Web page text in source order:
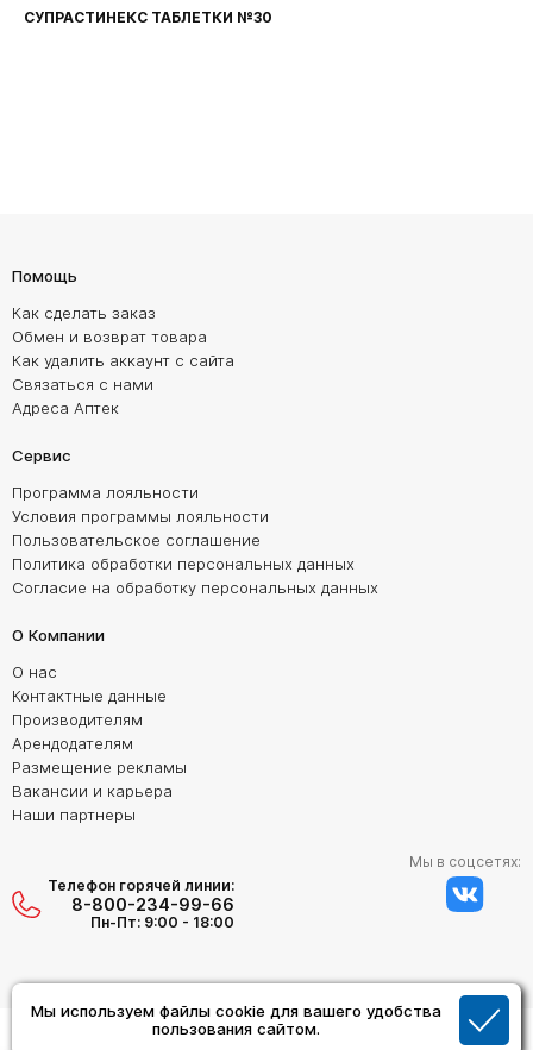
Мы используем файлы cookie для вашего удобства
пользования сайтом.
СУПРАСТИНЕКС ТАБЛЕТКИ №30
Помощь
Как сделать заказ
Обмен и возврат товара
Как удалить аккаунт с сайта
Связаться с нами
Адреса Аптек
Сервис
Программа лояльности
Условия программы лояльности
Пользовательское соглашение
Политика обработки персональных данных
Согласие на обработку персональных данных
О Компании
О нас
Контактные данные
Производителям
Арендодателям
Размещение рекламы
Вакансии и карьера
Наши партнеры
Телефон горячей линии:
8-800-234-99-66
Пн-Пт: 9:00 - 18:00
Мы в соцсетях: